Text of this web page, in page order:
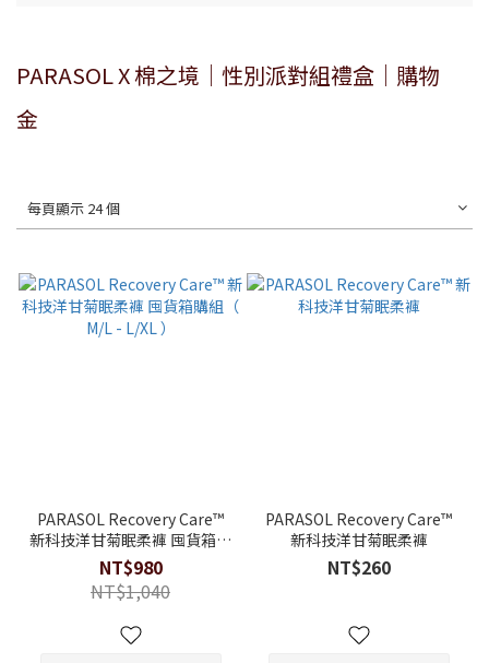
PARASOL X 棉之境｜性別派對組禮盒｜購物
金
每頁顯示 24 個
PARASOL Recovery Care™
新科技洋甘菊眠柔褲 囤貨箱購
組（ M/L - L/XL ）
NT$980
NT$1,040
PARASOL Recovery Care™
新科技洋甘菊眠柔褲
NT$260